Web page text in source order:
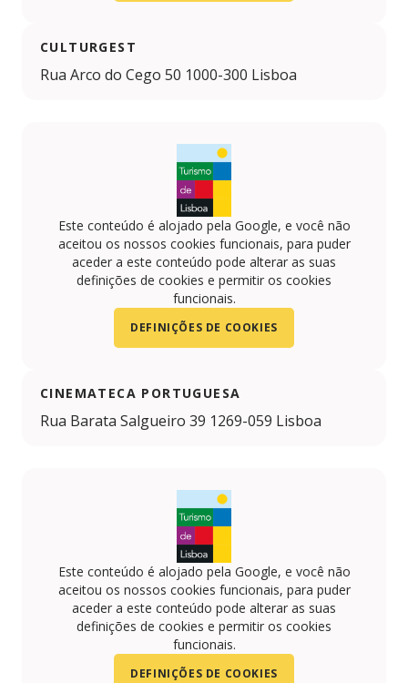
CULTURGEST
Rua Arco do Cego 50 1000-300 Lisboa
Este conteúdo é alojado pela Google, e você não
aceitou os nossos cookies funcionais, para puder
aceder a este conteúdo pode alterar as suas
definições de cookies e permitir os cookies
funcionais.
DEFINIÇÕES DE COOKIES
CINEMATECA PORTUGUESA
Rua Barata Salgueiro 39 1269-059 Lisboa
Este conteúdo é alojado pela Google, e você não
aceitou os nossos cookies funcionais, para puder
aceder a este conteúdo pode alterar as suas
definições de cookies e permitir os cookies
funcionais.
DEFINIÇÕES DE COOKIES